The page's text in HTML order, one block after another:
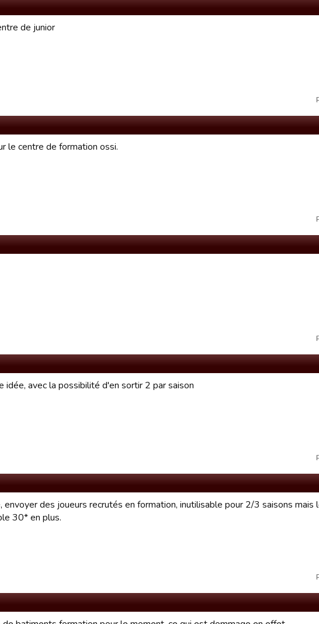
de junior
le centre de formation ossi.
idée, avec la possibilité d'en sortir 2 par saison
envoyer des joueurs recrutés en formation, inutilisable pour 2/3 saisons mais
30* en plus.